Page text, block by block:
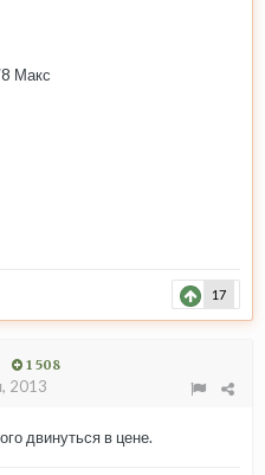
Макс
17
1 508
2013
двинуться в цене.